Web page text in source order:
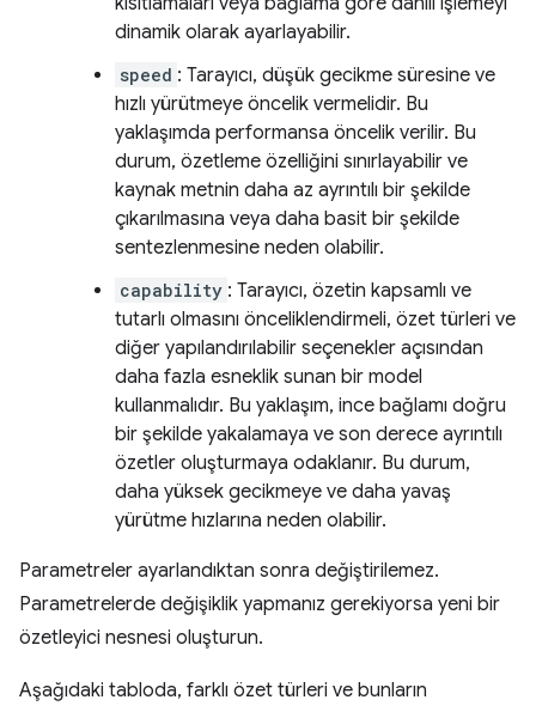
dinamik olarak ayarlayabilir.
speed : Tarayıcı, düşük gecikme süresine ve
hızlı yürütmeye öncelik vermelidir. Bu
yaklaşımda performansa öncelik verilir. Bu
durum, özetleme özelliğini sınırlayabilir ve
kaynak metnin daha az ayrıntılı bir şekilde
çıkarılmasına veya daha basit bir şekilde
sentezlenmesine neden olabilir.
capability : Tarayıcı, özetin kapsamlı ve
tutarlı olmasını önceliklendirmeli, özet türleri ve
diğer yapılandırılabilir seçenekler açısından
daha fazla esneklik sunan bir model
kullanmalıdır. Bu yaklaşım, ince bağlamı doğru
bir şekilde yakalamaya ve son derece ayrıntılı
özetler oluşturmaya odaklanır. Bu durum,
daha yüksek gecikmeye ve daha yavaş
yürütme hızlarına neden olabilir.
Parametreler ayarlandıktan sonra değiştirilemez.
Parametrelerde değişiklik yapmanız gerekiyorsa yeni bir
özetleyici nesnesi oluşturun.
Aşağıdaki tabloda, farklı özet türleri ve bunların